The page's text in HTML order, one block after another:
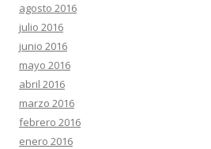
agosto 2016
julio 2016
junio 2016
mayo 2016
abril 2016
marzo 2016
febrero 2016
enero 2016